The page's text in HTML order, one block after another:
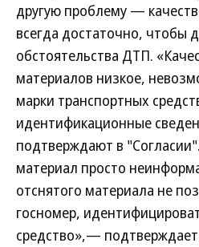
другую проблему —
всегда достаточно, чтобы
обстоятельства ДТП.
материалов низкое,
марки транспортных
идентификационные
подтверждают в
материал просто
отснятого материала не
госномер,
средство»,—